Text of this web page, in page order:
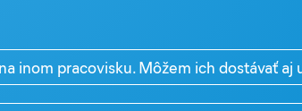
inom pracovisku. Môžem ich dostávať aj